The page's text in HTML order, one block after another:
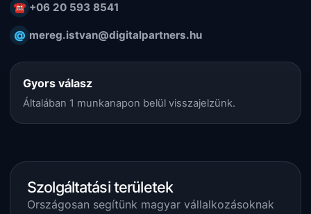
☎ +06 20 593 8541
@ mereg.istvan@digitalpartners.hu
Gyors válasz
Általában 1 munkanapon belül visszajelzünk.
Szolgáltatási területek
Országosan segítünk magyar vállalkozásoknak